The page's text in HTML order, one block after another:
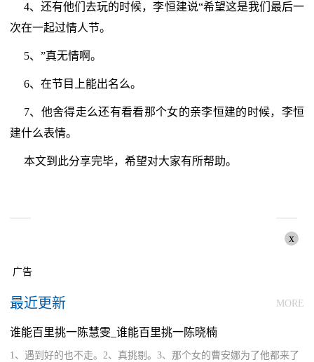
4、还有他们去玩的时候，李恒建说“希望这是我们最后一
次在一起过情人节。
5、”真无情啊。
6、在节目上能出名么。
7、他舍得走么还有看看那个女的亲李恒建的时候，李恒
建什么表情。
本文到此分享完毕，希望对大家有所帮助。
x
广告
最近更新 MORE
谁能百里挑一陈慧雯_谁能百里挑一陈晓楠
1、遇到好的也不走。2、真挑剔。3、那个女的曹安娜为了他都来了